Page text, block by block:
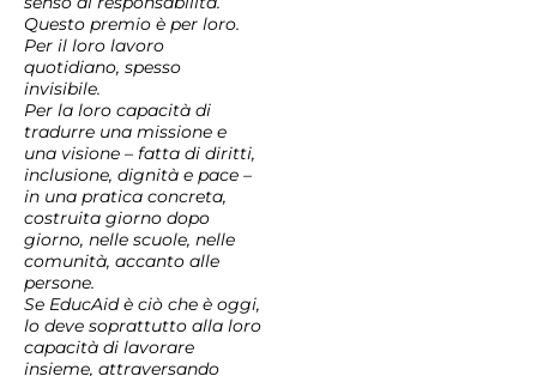
Questo premio è per loro.
Per il loro lavoro
quotidiano, spesso
invisibile.
Per la loro capacità di
tradurre una missione e
una visione – fatta di diritti,
inclusione, dignità e pace –
in una pratica concreta,
costruita giorno dopo
giorno, nelle scuole, nelle
comunità, accanto alle
persone.
Se EducAid è ciò che è oggi,
lo deve soprattutto alla loro
capacità di lavorare
insieme, attraversando